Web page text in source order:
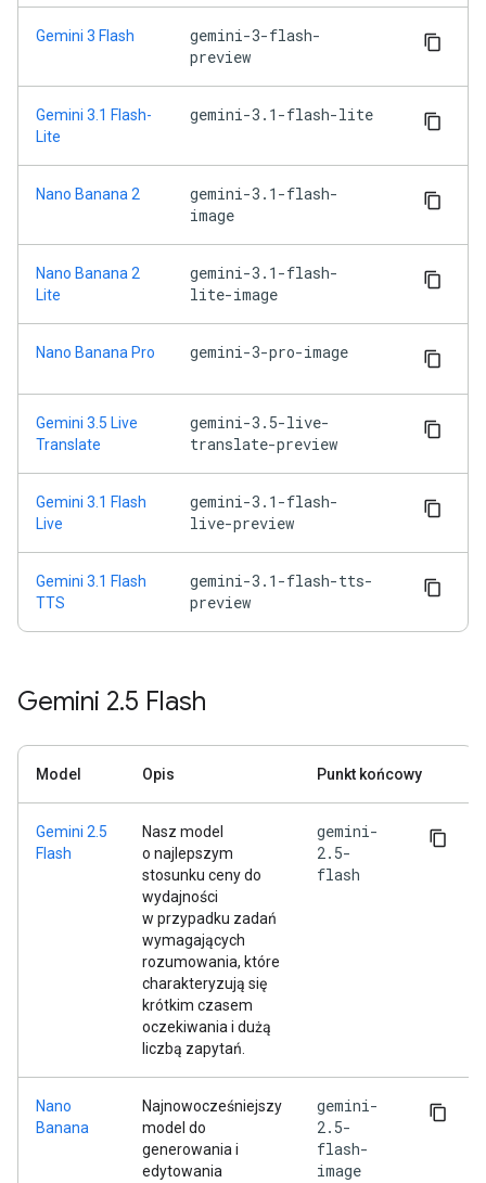
Gemini 3 Flash
gemini-3-flash-
preview
Gemini 3.1 Flash-
Lite
gemini-3.1-flash-lite
Nano Banana 2
gemini-3.1-flash-
image
Nano Banana 2
Lite
gemini-3.1-flash-
lite-image
Nano Banana Pro gemini-3-pro-image
Gemini 3.5 Live
Translate
gemini-3.5-live-
translate-preview
Gemini 3.1 Flash
Live
gemini-3.1-flash-
live-preview
Gemini 3.1 Flash
TTS
gemini-3.1-flash-tts-
preview
Gemini 2.5 Flash
Model Opis Punkt końcowy
Gemini 2.5
Flash
Nasz model
o najlepszym
stosunku ceny do
wydajności
w przypadku zadań
wymagających
rozumowania, które
charakteryzują się
krótkim czasem
oczekiwania i dużą
liczbą zapytań.
gemini-
2.5-
flash
Nano
Banana
Najnowocześniejszy
model do
generowania i
edytowania
gemini-
2.5-
flash-
image